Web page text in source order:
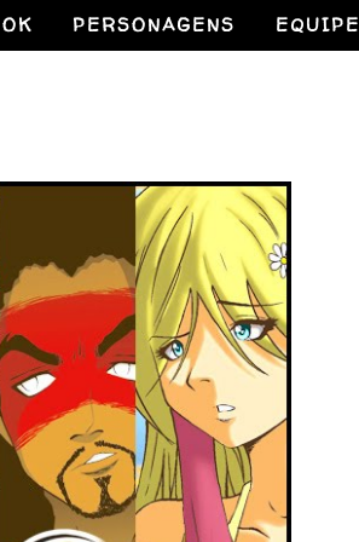
PERSONAGENS EQUIPE